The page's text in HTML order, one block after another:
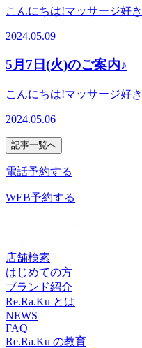
意ください※順次ご利用い
ております! マッサージや
♪Re.Ra.Ku東中野店〈営業
JR中央・総武線 東中野駅
東中野駅 A1出口より徒歩
れていてもご案内出来る場
わせください^^
♪Re.Ra.Ku東中野店〈営業
JR中央・総武線 東中野駅
れていてもご案内出来る場
めご了承ください。
の間、換気を行い、毎日
や整体好きも納得!『ウィ
チ』を取り入れたリラク
〈営業時間〉終日:11時00
中野駅 東2出口より徒歩2
出来る場合があります。
こんにちは!マッサージ好
日も感染症対策を万全にし
10日(金)空き情報のお知ら
います。11:00～21:00がご
めご了承ください。
の間、換気を行い、毎日
店をスタッフ一同心よりお
や整体好きも納得!『ウィ
チ』を取り入れたリラク系
〈営業時間〉終日:11時00
中野駅 東2出口より徒歩2
2024.05.09
5月7日(火)のご案内♪
こんにちは!マッサージ好
日も感染症対策を万全にし
7日(火)空き情報のお知ら
います。11:00～21:00がご
時点でのご案内可能時間に
の間、換気を行い、毎日
〈営業時間〉終日:11時00
〈住所〉中野区東中野5-1-
中野駅 東2出口より徒歩2
り徒歩5分※オンラインで
出来る場合があります。お
2024.05.06
記事一覧へ
電話予約する
WEB予約する
店舗検索
はじめての方
ブランド紹介
Re.Ra.Ku とは
NEWS
FAQ
Re.Ra.Ku の教育